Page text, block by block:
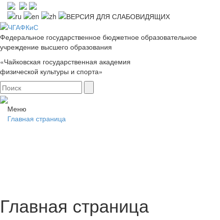
Федеральное государственное бюджетное образовательное
учреждение высшего образования
«Чайковская государственная академия
физической культуры и спорта»
Меню
Главная страница
Главная страница